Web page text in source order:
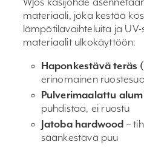
materiaali, joka kestää
lämpötilavaihteluita ja UV-
materiaalit ulkokäyttöön:
Haponkestävä teräs
erinomainen
Pulverimaalattu
puhdistaa, ei ruostu
Jatoba hardwood –
säänkestävä puu